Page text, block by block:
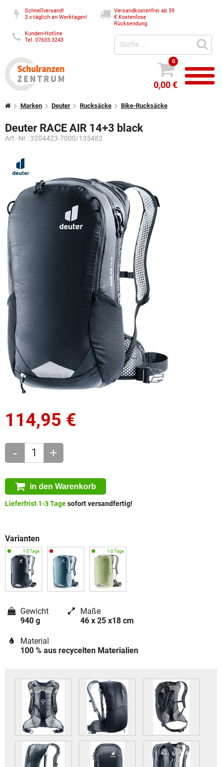
Schnellversand!
3 x täglich an Werktagen!
Versandkostenfrei ab 39
€Kostenlose
Rücksendung
Kunden-Hotline
Tel. 07633 3243
0
0,00 €
Marken Deuter Rucksäcke Bike-Rucksäcke
Deuter RACE AIR 14+3 black
Art.-Nr.: 3204423-7000/135482
114,95 €
- +
in den Warenkorb
Lieferfrist 1-3 Tagesofort versandfertig!
Varianten
Gewicht
940 g
Maße
46 x 25 x18 cm
Material
100 % aus recycelten Materialien